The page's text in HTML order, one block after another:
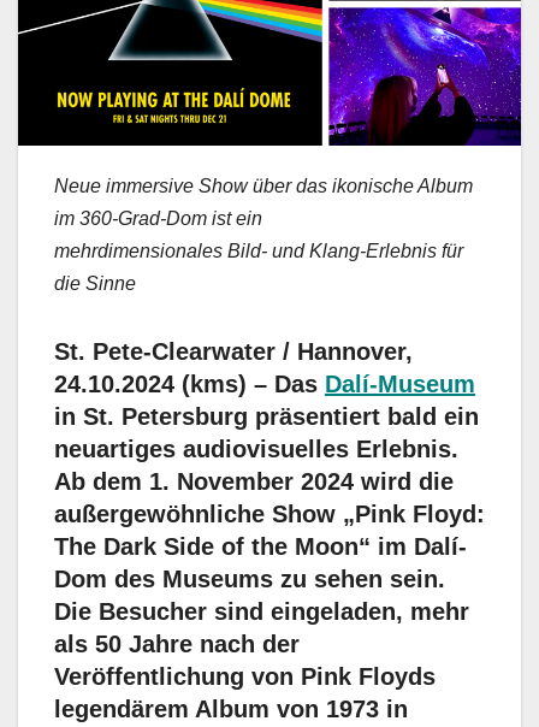
Neue immersive Show über das ikonische Album
im 360-Grad-Dom ist ein
mehrdimensionales Bild- und Klang-Erlebnis für
die Sinne
St. Pete-Clearwater / Hannover,
24.10.2024 (kms) – Das Dalí-Museum
in St. Petersburg präsentiert bald ein
neuartiges audiovisuelles Erlebnis.
Ab dem 1. November 2024 wird die
außergewöhnliche Show „Pink Floyd:
The Dark Side of the Moon“ im Dalí-
Dom des Museums zu sehen sein.
Die Besucher sind eingeladen, mehr
als 50 Jahre nach der
Veröffentlichung von Pink Floyds
legendärem Album von 1973 in